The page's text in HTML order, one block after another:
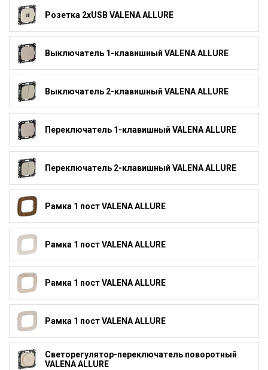
Розетка 2xUSB VALENA ALLURE
Выключатель 1-клавишный VALENA ALLURE
Выключатель 2-клавишный VALENA ALLURE
Переключатель 1-клавишный VALENA ALLURE
Переключатель 2-клавишный VALENA ALLURE
Рамка 1 пост VALENA ALLURE
Рамка 1 пост VALENA ALLURE
Рамка 1 пост VALENA ALLURE
Рамка 1 пост VALENA ALLURE
Светорегулятор-переключатель поворотный
VALENA ALLURE